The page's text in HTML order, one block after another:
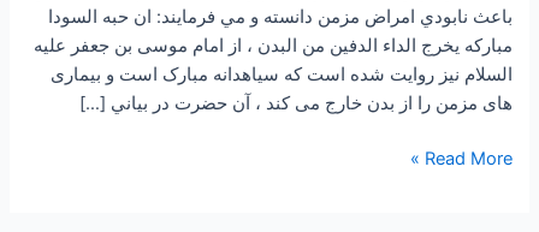
باعث نابودي امراض مزمن دانسته و مي فرمايند: ان حبه السودا
مبارکه یخرج الداء الدفین من البدن ، از امام موسی بن جعفر علیه
السلام نیز روایت شده است که سیاهدانه مبارک است و بیماری
های مزمن را از بدن خارج می کند ، آن حضرت در بياني […]
عسل
Read More »